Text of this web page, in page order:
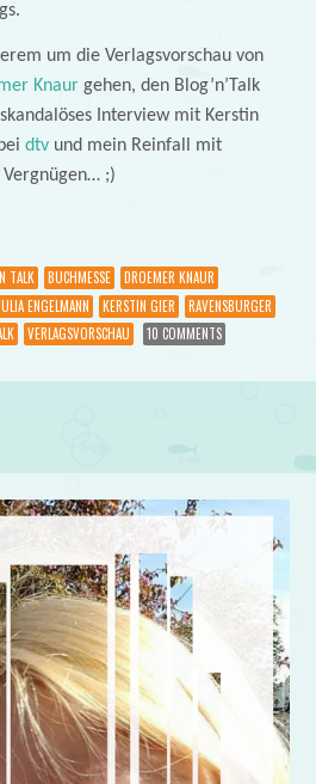
um die Verlagsvorschau von
Knaurgehen, den Blog’n’Talk
Interview mit Kerstin
dtvund mein Reinfall mit
Vergnügen… ;)
TALK BUCHMESSE
DROEMER KNAUR
ENGELMANN KERSTIN GIER
RAVENSBURGER
VERLAGSVORSCHAU 10 COMMENTS